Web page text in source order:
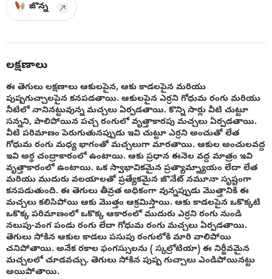
జొన్న
లక్షణాలు
ఈ తెగులు లక్షణాలు ఆకులపైన, ఆకు కాడలపైన మరియు
పుష్పగుచ్చాలపైన కనపడతాయి. ఆకులపైన ఎర్రని గోధుమ రంగు మరియు
నీటిలో నానినట్టువున్న మచ్చలు ఏర్పడతాయి. కొన్ని సార్లు వీటి చుట్టూ
సన్నని, పాలిపోయిన పచ్చ రంగులో వృత్తాకారపు మచ్చలు ఏర్పడతాయి.
వీటి పరిమాణం పెరుగుతునప్పుడు ఇవి చుట్టూ ఎర్రని అంచుతో లేత
గోధుమ రంగు మధ్య భాగంతో మచ్చలుగా మారతాయి. ఆకుల అంచులవద్ద
ఇవి అర్ధ చంద్రాకారంలో ఉంటాయి. ఆకు ప్రధాన ఈనెల వద్ద మాత్రం ఇవి
వృత్తాకారంలో ఉంటాయి. ఒక స్వాభావికమైన ప్రత్యామ్న్యాయం లేదా లేత
మరియు ముదురు వలయాలతో ప్రత్యేకమైన జొనేట్ నమూనా సృష్టంగా
కనపడుతుంది. ఈ తెగులు తీవ్రత అధికంగా వున్నప్పుడు మొత్తానికి ఈ
మచ్చలు కలిసిపోయి ఆకు మొత్తం ఆక్రమిస్తాయి. ఆకు కాడలపైన ఒకొక్కటి
ఒకొక్క పరిమాణంలో ఒకొక్క ఆకారంలో ముదురు ఎర్రని రంగు నుండి
నలుపు-వంగ పండు రంగు లేదా గోధుమ రంగు మచ్చలు ఏర్పడతాయి.
తెగులు సోకిన ఆకుల కాడలు పసుపు రంగులోకి మారి వాలిపోయి
చనిపోతాయి. అనేక రకాల ఫంగస్సులను ( స్కల్రోటియా) ఈ నిర్జీవమైన
మచ్చలలో చూడవచ్చు. తెగులు సోకిన పుష్ప గుచ్చాలు ఎండిపోయినట్టు
అయిపోతాయి.